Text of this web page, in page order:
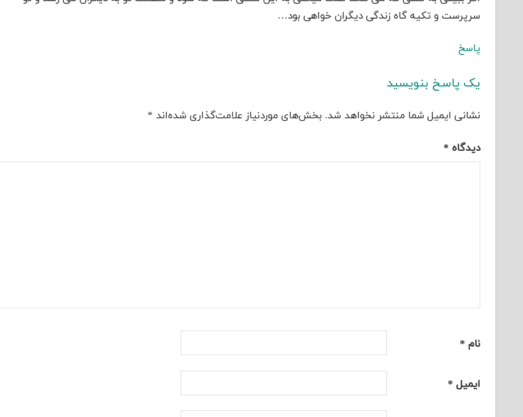
سرپرست و تکیه گاه زندگی دیگران خواهی بود…
پاسخ
یک پاسخ بنویسید
نشانی ایمیل شما منتشر نخواهد شد. بخش‌های موردنیاز علامت‌گذاری شده‌اند *
دیدگاه *
نام *
ایمیل *